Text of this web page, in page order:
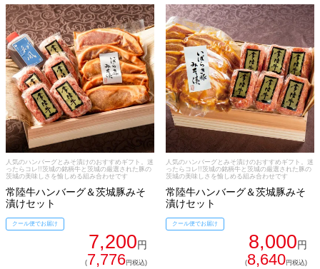
029-254-2441
受付：9:00～17:30(日曜日を除く)
お問合せフォーム
人気のハンバーグとみそ漬けのおすすめギフト。迷
ったらコレ!!茨城の銘柄牛と茨城の厳選された豚の
茨城の美味しさを愉しめる組み合わせです
常陸牛ハンバーグ＆茨城豚みそ
漬けセット
クール便でお届け
7,200円
(7,776円税込)
人気のハンバーグとみそ漬けのおすすめギフト。迷
ったらコレ!!茨城の銘柄牛と茨城の厳選された豚の
茨城の美味しさを愉しめる組み合わせです
常陸牛ハンバーグ＆茨城豚みそ
漬けセット
クール便でお届け
8,000円
(8,640円税込)